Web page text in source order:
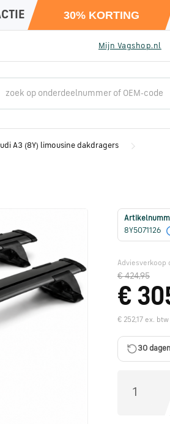
30% KORTING
Mijn Vagshop.nl
A3 (8Y) limousine dakdragers
8Y5071126
Adviesverkoop
€ 424,95
€
€ 252,17 ex. btw
30